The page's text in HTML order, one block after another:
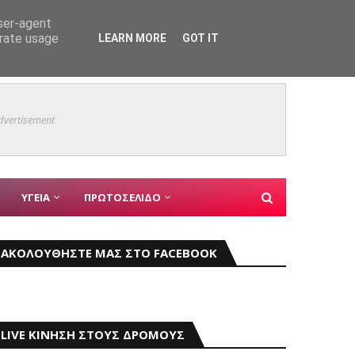
ΑΣΤΥΝΟΜΙΚΑ
ΥΓΕΙΑ ΠΡΩΤΟΣΕΛΙΔΟ
ΑΚΟΛΟΥΘΗΣΤΕ ΜΑΣ ΣΤΟ FACEBOOK
LIVE ΚΙΝΗΣΗ ΣΤΟΥΣ ΔΡΟΜΟΥΣ
agent
usage
LEARN MORE GOT IT